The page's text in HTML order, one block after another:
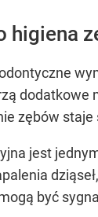
higiena
dodatkowe
zębów
jest
być